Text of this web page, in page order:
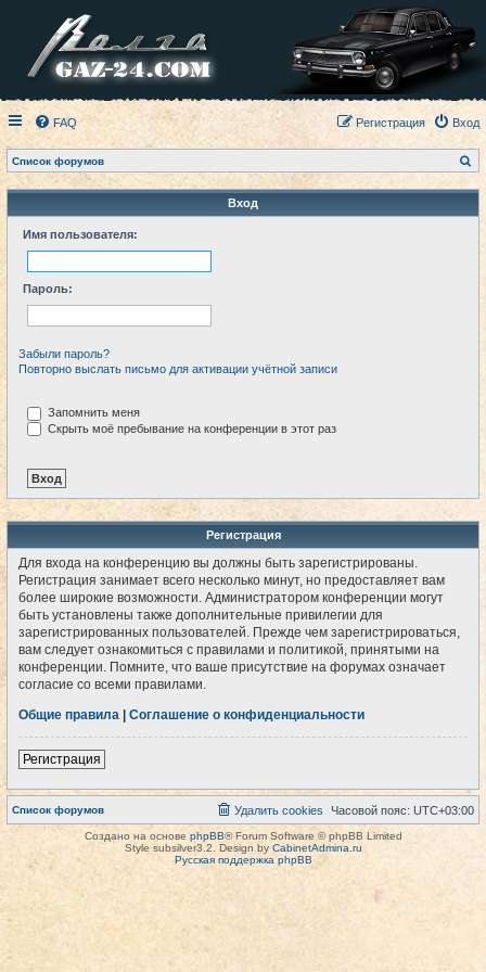
FAQ Вход
Регистрация
Список форумов
о
с
Вход
Имя пользователя:
Пароль:
Забыли пароль?
Повторно выслать письмо для активации учётной записи
Запомнить меня
Скрыть моё пребывание на конференции в этот раз
Регистрация
Для входа на конференцию вы должны быть зарегистрированы.
Регистрация занимает всего несколько минут, но предоставляет вам
более широкие возможности. Администратором конференции могут
быть установлены также дополнительные привилегии для
зарегистрированных пользователей. Прежде чем зарегистрироваться,
вам следует ознакомиться с правилами и политикой, принятыми на
конференции. Помните, что ваше присутствие на форумах означает
согласие со всеми правилами.
Общие правила
Соглашение о конфиденциальности
Регистрация
Список форумов Часовой пояс: UTC+03:00
Удалить cookies
Создано на основе phpBB® Forum Software © phpBB Limited
Style subsilver3.2. Design by CabinetAdmina.ru
Русская поддержка phpBB